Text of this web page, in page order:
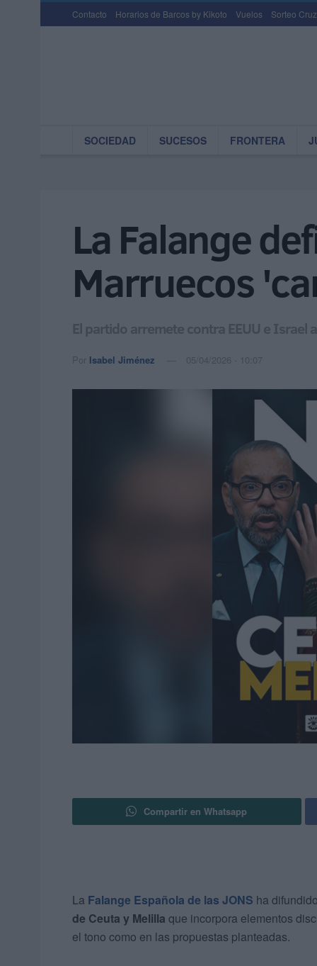
Contacto Horarios de Barcos by Kikoto Vuelos Sorteo
SOCIEDAD SUCESOS FRONTERA
La Falange
Marruecos
El partido arremete contra EEUU e
Por Isabel Jiménez 05/04/2026 - 10:07
Compartir en Whatsapp
La Falange Española de las JONS ha
de Ceuta y Melilla que incorpora elementos
el tono como en las propuestas planteadas.